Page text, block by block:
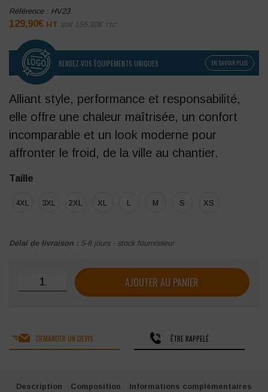
Référence : HV23
129,90€ HT soit 155,88€ TTC
RENDEZ VOS ÉQUIPEMENTS UNIQUES EN SAVOIR PLUS
Alliant style, performance et responsabilité,
elle offre une chaleur maîtrisée, un confort
incomparable et un look moderne pour
affronter le froid, de la ville au chantier.
Taille
4XL 3XL 2XL XL L M S XS
Délai de livraison : 5-8 jours - stock fournisseur
quantité de Doudoune G-Heat Evo Chauffante homme
AJOUTER AU PANIER
DEMANDER UN DEVIS ÊTRE RAPPELÉ
Description Composition Informations complémentaires